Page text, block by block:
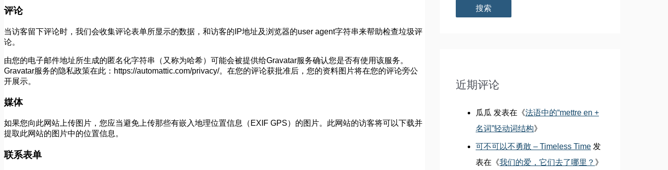
评论
当访客留下评论时，我们会收集评论表单所显示的数据，和访客的IP地址及浏览器的user agent字符串来帮助检查垃圾评
论。
由您的电子邮件地址所生成的匿名化字符串（又称为哈希）可能会被提供给Gravatar服务确认您是否有使用该服务。
Gravatar服务的隐私政策在此：https://automattic.com/privacy/。在您的评论获批准后，您的资料图片将在您的评论旁公
开展示。
媒体
如果您向此网站上传图片，您应当避免上传那些有嵌入地理位置信息（EXIF GPS）的图片。此网站的访客将可以下载并
提取此网站的图片中的位置信息。
联系表单
近期评论
瓜瓜 发表在《法语中的“mettre en +
名词”轻动词结构》
可不可以不勇敢 – Timeless Time 发
表在《我们的爱，它们去了哪里？ 》